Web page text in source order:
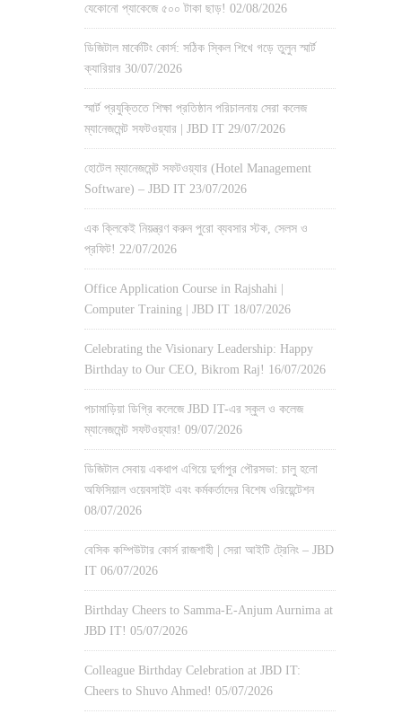
যেকোনো প্যাকেজে ৫০০ টাকা ছাড়! 02/08/2026
ডিজিটাল মার্কেটিং কোর্স: সঠিক স্কিল শিখে গড়ে তুলুন স্মার্ট
ক্যারিয়ার 30/07/2026
স্মার্ট প্রযুক্তিতে শিক্ষা প্রতিষ্ঠান পরিচালনায় সেরা কলেজ
ম্যানেজমেন্ট সফটওয়্যার | JBD IT 29/07/2026
হোটেল ম্যানেজমেন্ট সফটওয়্যার (Hotel Management
Software) – JBD IT 23/07/2026
এক ক্লিকেই নিয়ন্ত্রণ করুন পুরো ব্যবসার স্টক, সেলস ও
প্রফিট! 22/07/2026
Office Application Course in Rajshahi |
Computer Training | JBD IT 18/07/2026
Celebrating the Visionary Leadership: Happy
Birthday to Our CEO, Bikrom Raj! 16/07/2026
পচামাড়িয়া ডিগ্রি কলেজে JBD IT-এর স্কুল ও কলেজ
ম্যানেজমেন্ট সফটওয়্যার! 09/07/2026
ডিজিটাল সেবায় একধাপ এগিয়ে দুর্গাপুর পৌরসভা: চালু হলো
অফিসিয়াল ওয়েবসাইট এবং কর্মকর্তাদের বিশেষ ওরিয়েন্টেশন
08/07/2026
বেসিক কম্পিউটার কোর্স রাজশাহী | সেরা আইটি ট্রেনিং – JBD
IT 06/07/2026
Birthday Cheers to Samma-E-Anjum Aurnima at
JBD IT! 05/07/2026
Colleague Birthday Celebration at JBD IT:
Cheers to Shuvo Ahmed! 05/07/2026